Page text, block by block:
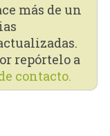
más de un
repórtelo a
contacto.